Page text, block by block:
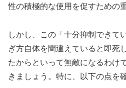
性の積極的な使用を促すための
しかし、この「十分抑制できて
ぎ方自体を間違えていると即死
たからといって無敵になるわけ
きましょう。特に、以下の点を